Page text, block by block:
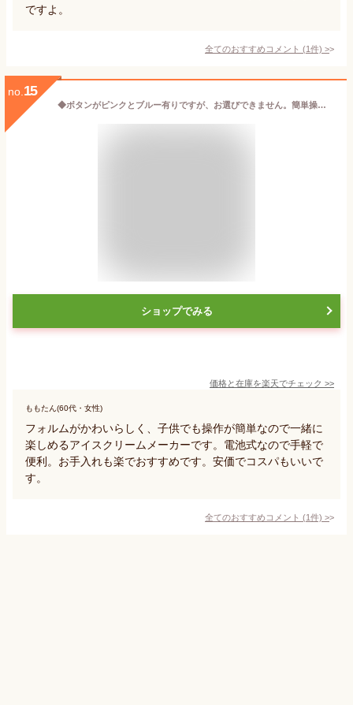
ですよ。
全てのおすすめコメント (1件) >
no. 15
◆ボタンがピンクとブルー有りですが、お選びできません。簡単操作でアイスクリームが作れます◆Sweets Factoryアイスクリームメーカー2
ショップでみる
価格と在庫を楽天でチェック >>
ももたん(60代・女性)
フォルムがかわいらしく、子供でも操作が簡単なので一緒に
楽しめるアイスクリームメーカーです。電池式なので手軽で
便利。お手入れも楽でおすすめです。安価でコスパもいいで
す。
全てのおすすめコメント (1件) >